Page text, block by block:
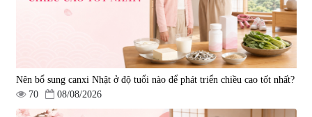
Nên bổ sung canxi Nhật ở độ tuổi nào để phát triển chiều cao tốt nhất?
70
08/08/2026